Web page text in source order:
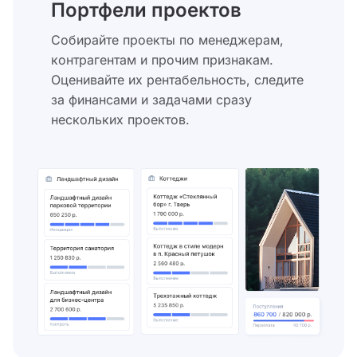
Портфели проектов
Собирайте проекты по менеджерам,
контрагентам и прочим признакам.
Оценивайте их рентабельность, следите
за финансами и задачами сразу
нескольких проектов.